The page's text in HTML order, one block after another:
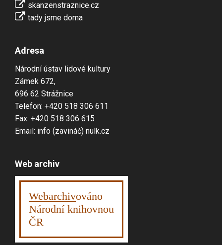
skanzenstraznice.cz
tady jsme doma
Adresa
Národní ústav lidové kultury
Zámek 672,
696 62 Strážnice
Telefon: +420 518 306 611
Fax: +420 518 306 615
Email: info (zavináč) nulk.cz
Web archiv
Webarchivováno
Národní knihovnou
ČR